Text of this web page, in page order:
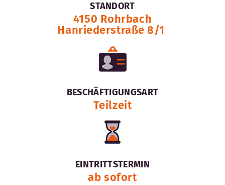
STANDORT
4150 Rohrbach
Hanriederstraße 8/1
BESCHÄFTIGUNGSART
Teilzeit
EINTRITTSTERMIN
ab sofort